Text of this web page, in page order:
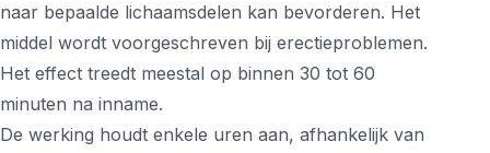
naar bepaalde lichaamsdelen kan bevorderen. Het
middel wordt voorgeschreven bij erectieproblemen.
Het effect treedt meestal op binnen 30 tot 60
minuten na inname.
De werking houdt enkele uren aan, afhankelijk van